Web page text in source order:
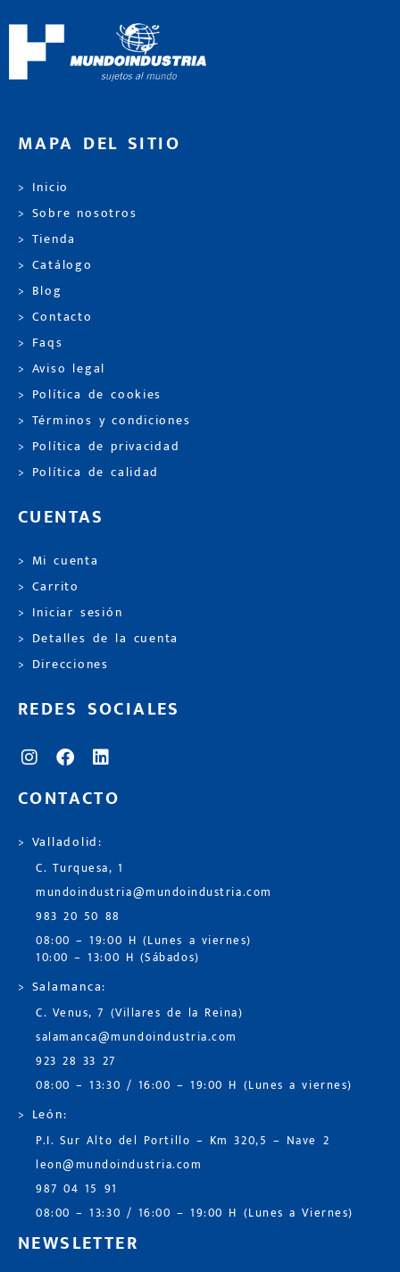
MAPA DEL SITIO
> Inicio
> Sobre nosotros
> Tienda
> Catálogo
> Blog
> Contacto
> Faqs
> Aviso legal
> Política de cookies
> Términos y condiciones
> Política de privacidad
> Política de calidad
CUENTAS
> Mi cuenta
> Carrito
> Iniciar sesión
> Detalles de la cuenta
> Direcciones
REDES SOCIALES
CONTACTO
> Valladolid:
C. Turquesa, 1
mundoindustria@mundoindustria.com
983 20 50 88
08:00 – 19:00 H (Lunes a viernes)
10:00 – 13:00 H (Sábados)
> Salamanca:
C. Venus, 7 (Villares de la Reina)
salamanca@mundoindustria.com
923 28 33 27
08:00 – 13:30 / 16:00 – 19:00 H (Lunes a viernes)
> León:
P.I. Sur Alto del Portillo – Km 320,5 – Nave 2
leon@mundoindustria.com
987 04 15 91
08:00 – 13:30 / 16:00 – 19:00 H (Lunes a Viernes)
NEWSLETTER